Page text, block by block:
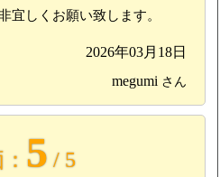
宜しくお願い致します。
2026年03月18日
megumi さん
5 / 5